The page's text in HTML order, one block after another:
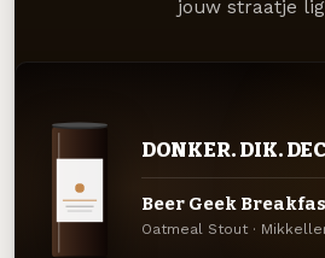
jouw straatje
DONKER. DIK.
Beer Geek
Oatmeal Stout ·